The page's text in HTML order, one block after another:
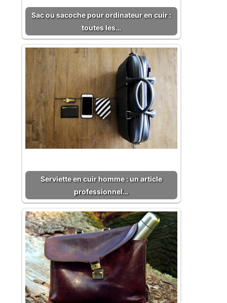
Sac ou sacoche pour ordinateur en cuir :
toutes les…
Serviette en cuir homme : un article
professionnel…